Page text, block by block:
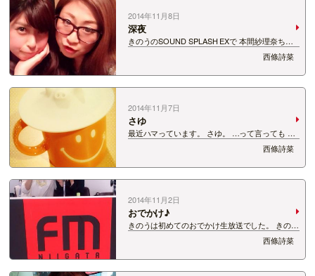
2014年11月8日
深夜
きのうのSOUND SPLASH EXで 本間紗理奈ちゃ
んから発表がありましたが ちょうど1週間後の15
日深夜24時から 「サタナビ ミッドナイト」を放
送します！ お相手は本間紗理奈と わたくし西條
詩菜です♪ 不慣れな新…
西條詩菜
2014年11月7日
さゆ
最近ハマっています。 さゆ。 …って言っても 道
重さゆみさんのことではありません。 白湯です。
（もちろん道重さんは大好きですが♡） 一か月ほ
ど前に 「最近寒くなってきて 温かいものが飲み
たくなってきたな〜」…
西條詩菜
2014年11月2日
おでかけ♪
きのうは初めてのおでかけ生放送でした。 きのう
オープンした 新潟市南区下塩俵の中古車販売店
ネクステージ新潟市南店さんに お邪魔してきまし
た！ スタジオの外からの放送は 初めてなのでど
うなるかと思いましたが 素敵な先輩、…
西條詩菜